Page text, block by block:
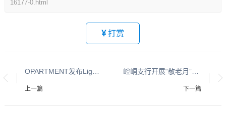
16177-0.html
打赏
上一篇
崆峒支行开展“敬老月”主题活动 ——弘扬孝亲敬老美德，共建老年友好社会
下一篇